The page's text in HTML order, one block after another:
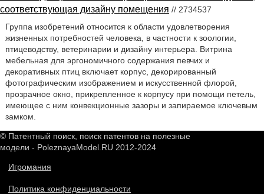
соответствующая дизайну помещения // 2734537
Группа изобретений относится к области удовлетворения
жизненных потребностей человека, в частности к зоологии,
птицеводству, ветеринарии и дизайну интерьера. Витрина
мебельная для эргономичного содержания певчих и
декоративных птиц включает корпус, декорированный
фотографическим изображением и искусственной флорой,
прозрачное окно, прикрепленное к корпусу при помощи петель,
имеющее с ним конвекционные зазоры и запираемое ключевым
замком.
© Патентный поиск, поиск патентов на полезные
модели - PoleznayaModel.RU 2012-2024
Игромания
Политика конфиденциальности